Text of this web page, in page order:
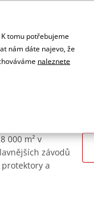
000 m² v
závodů
a
tomu potřebujeme
nám dáte najevo, že
naleznete